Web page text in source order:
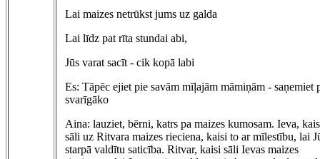
Lai maizes netrūkst jums uz galda
Lai līdz pat rīta stundai abi,
Jūs varat sacīt - cik kopā labi
Es: Tāpēc ejiet pie savām mīļajām māmiņām - saņemiet
svarīgāko
Aina: lauziet, bērni, katrs pa maizes kumosam. Ieva,
sāli uz Ritvara maizes rieciena, kaisi to ar mīlestību, lai
starpā valdītu saticība. Ritvar, kaisi sāli Ievas maizes